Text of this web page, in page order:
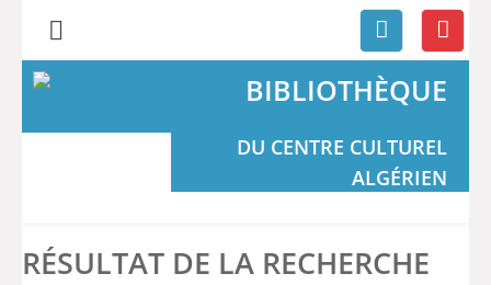
BIBLIOTHÈQUE
DU CENTRE CULTUREL
ALGÉRIEN
RÉSULTAT DE LA RECHERCHE